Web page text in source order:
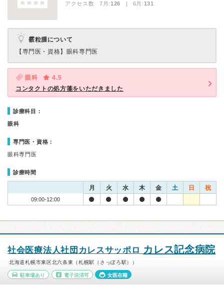
アクセス数 7月:126 | 6月:131
霰粒腫について
【専門医・資格】 眼科専門医
眼科
4.5
コンタクトの処方箋をいただきました
診療科目：
眼科
専門医・資格：
眼科専門医
診療時間
月 火 水 木 金 土 日 祝
09:00-12:00
社会医療法人社団カレスサッポロ カレス記念病院
北海道札幌市東区北六条東（札幌駅（さっぽろ駅））
駐車場あり 電子決済可 女医在籍